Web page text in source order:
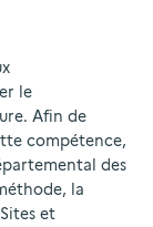
le
Afin de
compétence,
des
la
et